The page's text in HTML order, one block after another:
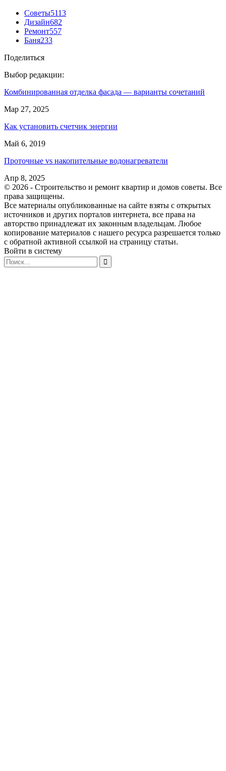
Советы5113
Дизайн682
Ремонт557
Баня233
Поделиться
Выбор редакции:
Комбинированная отделка фасада — варианты сочетаний
Мар 27, 2025
Как установить счетчик энергии
Май 6, 2019
Проточные vs накопительные водонагреватели
Апр 8, 2025
© 2026 - Строительство и ремонт квартир и домов советы. Все
права защищены.
Все материалы опубликованные на сайте взяты с открытых
источников и других порталов интернета, все права на
авторство принадлежат их законным владельцам. Любое
копирование материалов с нашего ресурса разрешается только
с обратной активной ссылкой на страницу статьи.
Войти в систему